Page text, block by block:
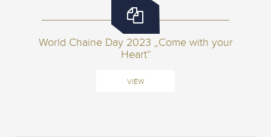
World Chaine Day 2023 „Come with your
Heart“
VIEW